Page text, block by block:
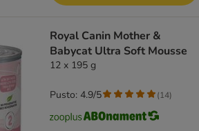
Royal Canin Mother &
Babycat Ultra Soft Mousse
12 x 195 g
Pusto: 4.9/5 (14)